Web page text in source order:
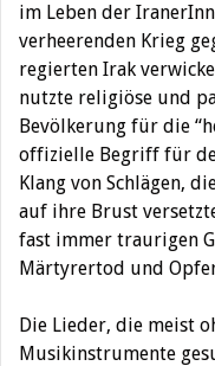
im Leben der
verheerenden Krieg
regierten Irak
nutzte religiöse und
Bevölkerung für die
offizielle Begriff für
Klang von Schlägen,
auf ihre Brust
fast immer traurigen
Märtyrertod und
Die Lieder, die meist
Musikinstrumente